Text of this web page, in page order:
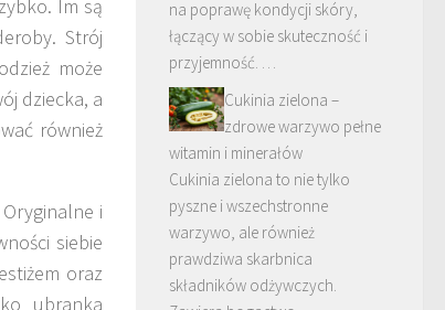
Im są
Strój
może
dziecka, a
również
i
siebie
oraz
ubranka
na poprawę kondycji skóry,
łączący w sobie skuteczność i
przyjemność. …
Cukinia zielona –
zdrowe warzywo pełne
witamin i minerałów
Cukinia zielona to nie tylko
pyszne i wszechstronne
warzywo, ale również
prawdziwa skarbnica
składników odżywczych.